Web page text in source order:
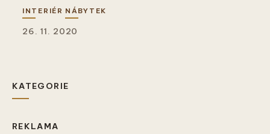
INTERIÉR NÁBYTEK
26. 11. 2020
KATEGORIE
REKLAMA